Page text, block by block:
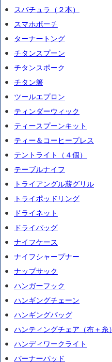
スパチュラ（２本）
スマホポーチ
ターナートング
チタンスプーン
チタンスポーク
チタン箸
ツールエプロン
ティンダーウィック
ティースプーンキット
ティー＆コーヒープレス
テントライト（４個）
テーブルナイフ
トライアングル薪グリル
トライポッドリング
ドライネット
ドライバッグ
ナイフケース
ナイフシャープナー
ナップサック
ハンガーフック
ハンギングチェーン
ハンギングバッグ
ハンティングチェア（布＋糸）
ハンディワークライト
バーナーパッド